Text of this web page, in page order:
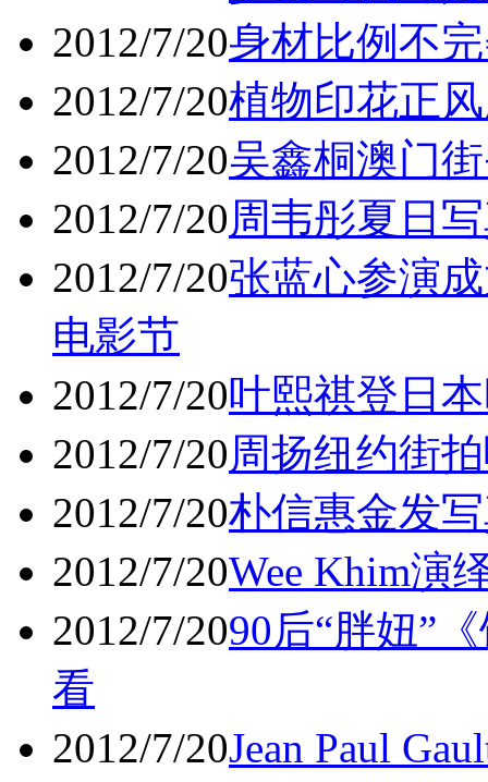
2012/7/20身材比例不
2012/7/20植物印花正
2012/7/20吴鑫桐澳门
2012/7/20周韦彤夏日
2012/7/20张蓝心参演
电影节
2012/7/20叶熙祺登日
2012/7/20周扬纽约街
2012/7/20朴信惠金发
2012/7/20Wee Khim演
2012/7/2090后“胖妞”
看
2012/7/20Jean Paul